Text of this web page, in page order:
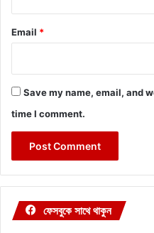
Email *
Save my name, email, and
time I comment.
ফেসবুকে সাথে থাকুন